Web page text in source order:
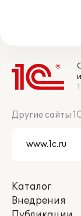
Другие сайты
Каталог
Внедрения